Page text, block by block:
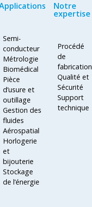
Semi-
conducteur
Métrologie
Biomédical
Pièce
d’usure et
outillage
Gestion des
fluides
Aérospatial
Horlogerie
et
bijouterie
Stockage
de l’énergie
Notre
expertise
Procédé
de
fabrication
Qualité et
Sécurité
Support
technique